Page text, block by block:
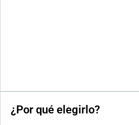
¿Por qué elegirlo?